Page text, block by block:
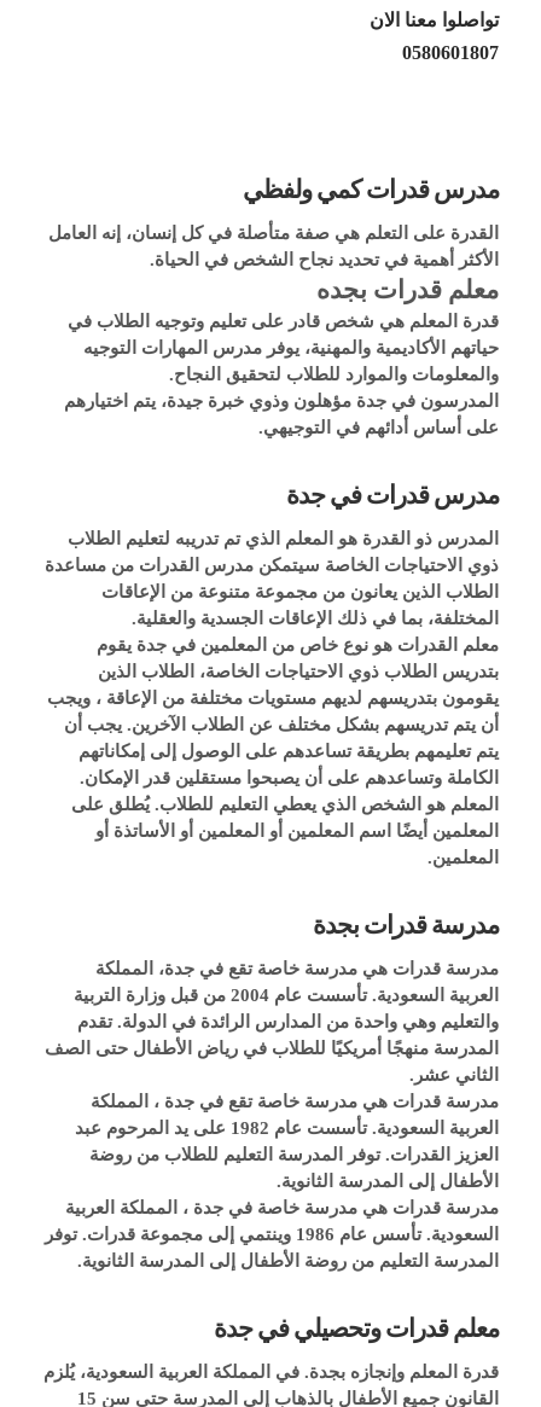
تواصلوا معنا الان
0580601807
مدرس قدرات كمي ولفظي
الأكثر أهمية في تحديد نجاح الشخص في الحياة.
معلم قدرات بجده
والمعلومات والموارد للطلاب لتحقيق النجاح.
على أساس أدائهم في التوجيهي.
مدرس قدرات في جدة
المختلفة، بما في ذلك الإعاقات الجسدية والعقلية.
الكاملة وتساعدهم على أن يصبحوا مستقلين قدر الإمكان.
المعلمين.
مدرسة قدرات بجدة
الثاني عشر.
الأطفال إلى المدرسة الثانوية.
المدرسة التعليم من روضة الأطفال إلى المدرسة الثانوية.
معلم قدرات وتحصيلي في جدة